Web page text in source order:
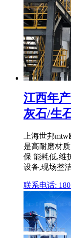
江西年
灰石/生
上海世邦
是高耐磨材
保 能耗低,维
设备,现场整
联系电话: 180